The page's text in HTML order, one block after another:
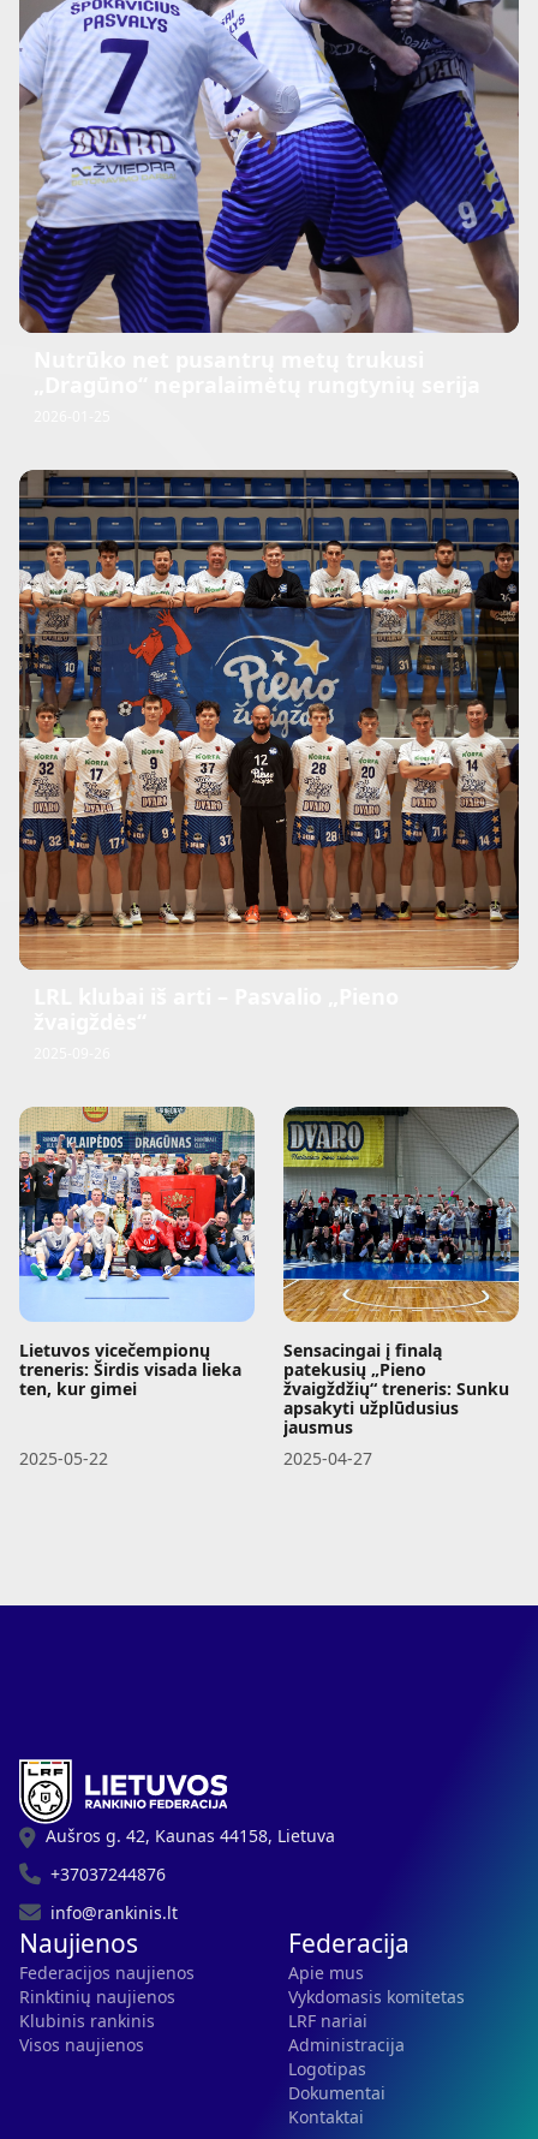
Lietuvos vicečempionų
treneris: Širdis visada lieka
ten, kur gimei
2025-05-22
Sensacingai į finalą
patekusių „Pieno
žvaigždžių“ treneris: Sunku
apsakyti užplūdusius
jausmus
2025-04-27
Aušros g. 42, Kaunas 44158, Lietuva
+37037244876
info@rankinis.lt
Naujienos
Federacijos naujienos
Rinktinių naujienos
Klubinis rankinis
Visos naujienos
Federacija
Apie mus
Vykdomasis komitetas
LRF nariai
Administracija
Logotipas
Dokumentai
Kontaktai